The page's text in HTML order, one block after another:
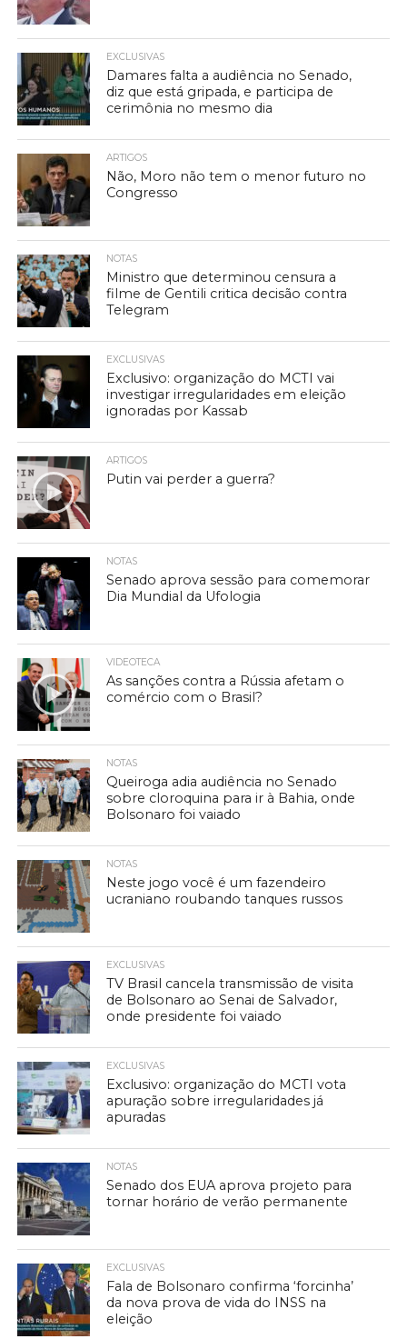
EXCLUSIVAS
Damares falta a audiência no Senado,
diz que está gripada, e participa de
cerimônia no mesmo dia
ARTIGOS
Não, Moro não tem o menor futuro no
Congresso
NOTAS
Ministro que determinou censura a
filme de Gentili critica decisão contra
Telegram
EXCLUSIVAS
Exclusivo: organização do MCTI vai
investigar irregularidades em eleição
ignoradas por Kassab
ARTIGOS
Putin vai perder a guerra?
NOTAS
Senado aprova sessão para comemorar
Dia Mundial da Ufologia
VIDEOTECA
As sanções contra a Rússia afetam o
comércio com o Brasil?
NOTAS
Queiroga adia audiência no Senado
sobre cloroquina para ir à Bahia, onde
Bolsonaro foi vaiado
NOTAS
Neste jogo você é um fazendeiro
ucraniano roubando tanques russos
EXCLUSIVAS
TV Brasil cancela transmissão de visita
de Bolsonaro ao Senai de Salvador,
onde presidente foi vaiado
EXCLUSIVAS
Exclusivo: organização do MCTI vota
apuração sobre irregularidades já
apuradas
NOTAS
Senado dos EUA aprova projeto para
tornar horário de verão permanente
EXCLUSIVAS
Fala de Bolsonaro confirma ‘forcinha’
da nova prova de vida do INSS na
eleição